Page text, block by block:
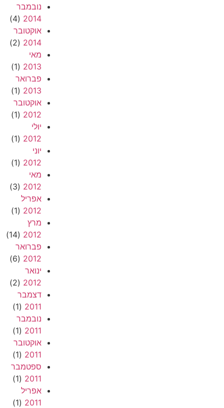
נובמבר
2014
(4)
אוקטובר
2014
(2)
מאי
2013
(1)
פברואר
2013
(1)
אוקטובר
2012
(1)
יולי
2012
(1)
יוני
2012
(1)
מאי
2012
(3)
אפריל
2012
(1)
מרץ
2012
(14)
פברואר
2012
(6)
ינואר
2012
(2)
דצמבר
2011
(1)
נובמבר
2011
(1)
אוקטובר
2011
(1)
ספטמבר
2011
(1)
אפריל
2011
(1)